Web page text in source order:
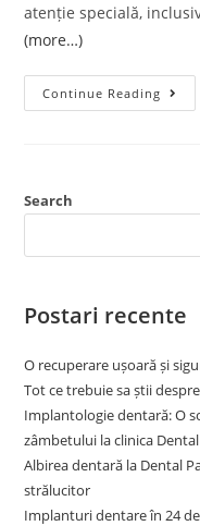
atenție specială,
(more…)
Continue Reading
Search
Postari recente
O recuperare ușoară și
Tot ce trebuie sa știi
Implantologie dentară: O
zâmbetului la clinica
Albirea dentară la Dental
strălucitor
Implanturi dentare în 24